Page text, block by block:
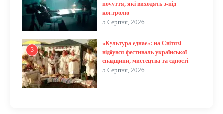
почуття, які виходять з-під
контролю
5 Серпня, 2026
3
«Культура єднає»: на Світязі
відбувся фестиваль української
спадщини, мистецтва та єдності
5 Серпня, 2026